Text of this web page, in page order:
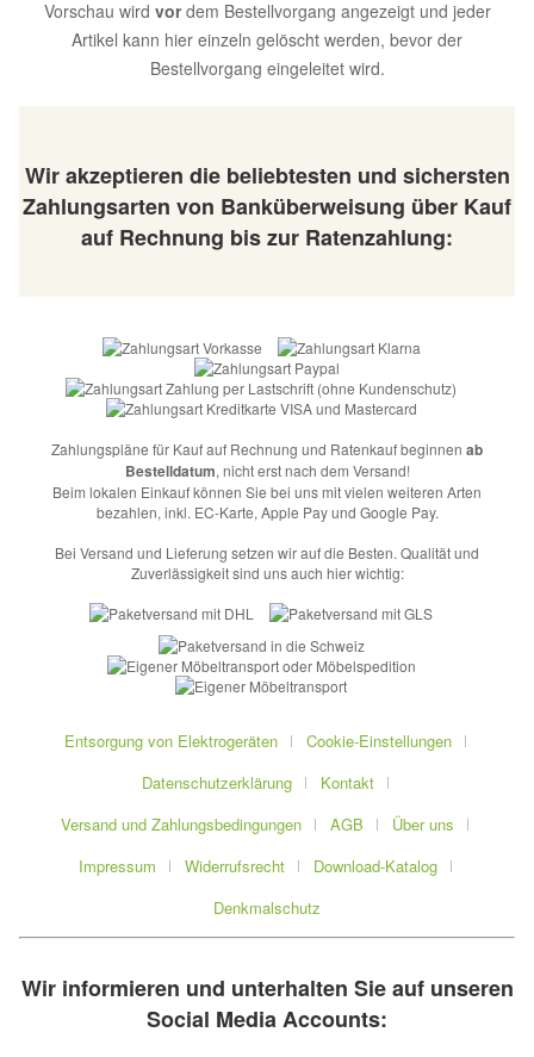
Vorschau wird vordem Bestellvorgang angezeigt und jeder
Artikel kann hier einzeln gelöscht werden, bevor der
Bestellvorgang eingeleitet wird.
Wir akzeptieren die beliebtesten und sichersten
Zahlungsarten von Banküberweisung über Kauf
auf Rechnung bis zur Ratenzahlung:
Zahlungspläne für Kauf auf Rechnung und Ratenkauf beginnen ab
Bestelldatum, nicht erst nach dem Versand!
Beim lokalen Einkauf können Sie bei uns mit vielen weiteren Arten
bezahlen, inkl. EC-Karte, Apple Pay und Google Pay.
Bei Versand und Lieferung setzen wir auf die Besten. Qualität und
Zuverlässigkeit sind uns auch hier wichtig:
Entsorgung von Elektrogeräten
Cookie-Einstellungen
Datenschutzerklärung
Kontakt
Versand und Zahlungsbedingungen
AGB
Über uns
Impressum
Widerrufsrecht
Download-Katalog
Denkmalschutz
Wir informieren und unterhalten Sie auf unseren
Social Media Accounts: